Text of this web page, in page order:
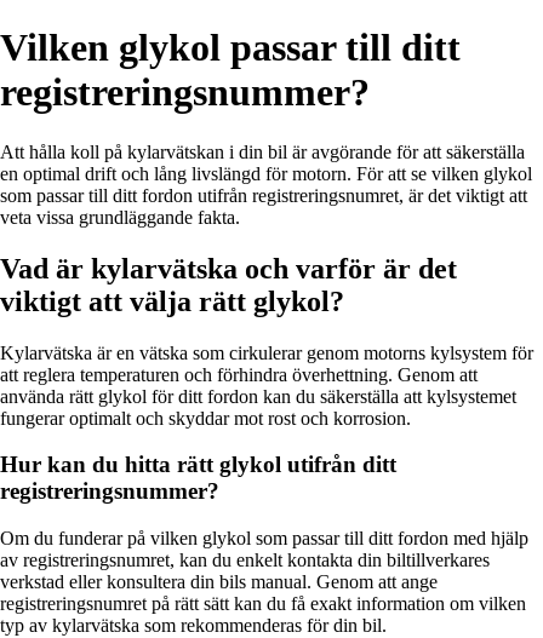
Vilken glykol passar till ditt
registreringsnummer?
Att hålla koll på kylarvätskan i din bil är avgörande för att säkerställa
en optimal drift och lång livslängd för motorn. För att se vilken glykol
som passar till ditt fordon utifrån registreringsnumret, är det viktigt att
veta vissa grundläggande fakta.
Vad är kylarvätska och varför är det
viktigt att välja rätt glykol?
Kylarvätska är en vätska som cirkulerar genom motorns kylsystem för
att reglera temperaturen och förhindra överhettning. Genom att
använda rätt glykol för ditt fordon kan du säkerställa att kylsystemet
fungerar optimalt och skyddar mot rost och korrosion.
Hur kan du hitta rätt glykol utifrån ditt
registreringsnummer?
Om du funderar på vilken glykol som passar till ditt fordon med hjälp
av registreringsnumret, kan du enkelt kontakta din biltillverkares
verkstad eller konsultera din bils manual. Genom att ange
registreringsnumret på rätt sätt kan du få exakt information om vilken
typ av kylarvätska som rekommenderas för din bil.